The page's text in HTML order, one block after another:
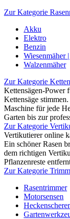
Zur Kategorie
Akku
Elektro
Benzin
Wiesenmäher
Walzenmäher
Zur Kategorie
Kettensägen-Power
Kettensäge
Maschine für jede
Garten bis zur
Zur Kategorie
Vertikutierer online
Ein schöner Rasen
dem richtigen
Pflanzenreste
Zur Kategorie
Rasentrimmer
Motorsensen